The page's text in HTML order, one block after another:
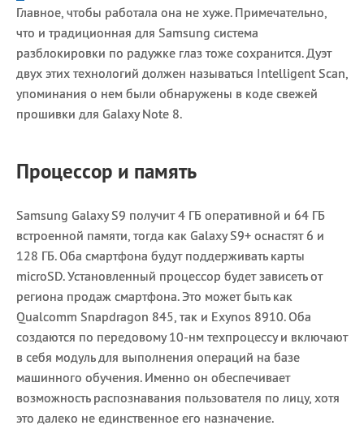
Главное, чтобы работала она не хуже. Примечательно,
что и традиционная для Samsung система
разблокировки по радужке глаз тоже сохранится. Дуэт
двух этих технологий должен называться Intelligent Scan,
упоминания о нем были обнаружены в коде свежей
прошивки для Galaxy Note 8.
Процессор и память
Samsung Galaxy S9 получит 4 ГБ оперативной и 64 ГБ
встроенной памяти, тогда как Galaxy S9+ оснастят 6 и
128 ГБ. Оба смартфона будут поддерживать карты
microSD. Установленный процессор будет зависеть от
региона продаж смартфона. Это может быть как
Qualcomm Snapdragon 845, так и Exynos 8910. Оба
создаются по передовому 10-нм техпроцессу и включают
в себя модуль для выполнения операций на базе
машинного обучения. Именно он обеспечивает
возможность распознавания пользователя по лицу, хотя
это далеко не единственное его назначение.